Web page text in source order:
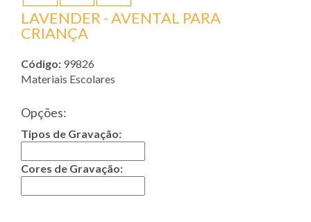
LAVENDER - AVENTAL PARA
CRIANÇA
Código: 99826
Materiais Escolares
Opções:
Tipos de Gravação:
Cores de Gravação: